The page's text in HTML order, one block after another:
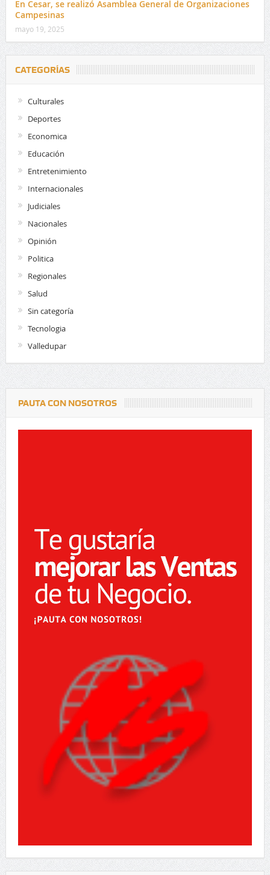
En Cesar, se realizó Asamblea General de Organizaciones
Campesinas
mayo 19, 2025
CATEGORÍAS
Culturales
Deportes
Economica
Educación
Entretenimiento
Internacionales
Judiciales
Nacionales
Opinión
Politica
Regionales
Salud
Sin categoría
Tecnologia
Valledupar
PAUTA CON NOSOTROS